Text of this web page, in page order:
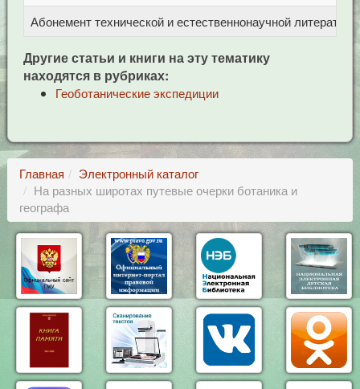
Абонемент технической и естественнонаучной литерат
Другие статьи и книги на эту тематику
находятся в рубриках:
Геоботанические экспедиции
Главная
Электронный каталог
На разных широтах путевые очерки ботаника и
географа